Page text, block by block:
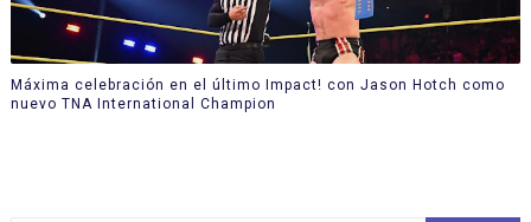
Máxima celebración en el último Impact! con Jason Hotch como
nuevo TNA International Champion